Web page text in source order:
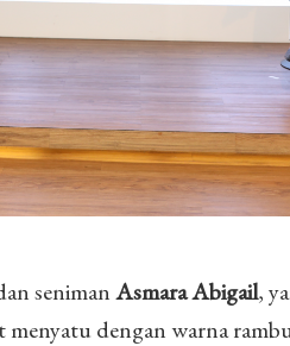
senimanAsmara Abigail,
dengan warna